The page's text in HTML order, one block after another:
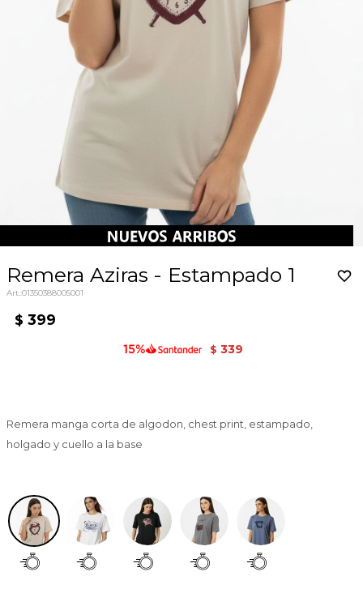
Remera Aziras - Estampado 1
01350388005001
$ 399
$ 339
Remera manga corta de algodon, chest print, estampado,
holgado y cuello a la base